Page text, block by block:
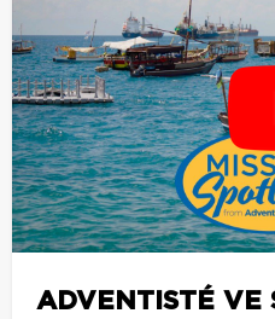
ADVENTISTÉ VE